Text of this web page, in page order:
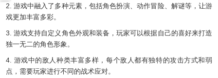
2. 游戏中融入了多种元素，包括角色扮演、动作冒险、解谜等，让游
戏更加丰富多彩。
3. 游戏支持自定义角色外观和装备，玩家可以根据自己的喜好来打造
独一无二的角色形象。
4. 游戏中的敌人种类丰富多样，每个敌人都有独特的攻击方式和弱
点，需要玩家进行不同的战术应对。